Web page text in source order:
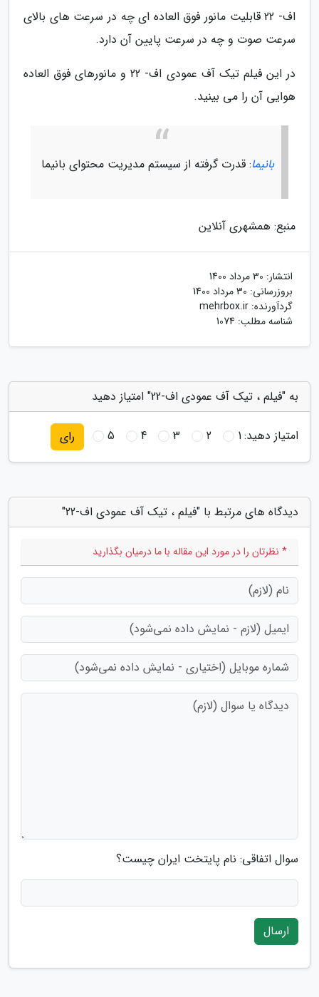
اف- 22 قابلیت مانور فوق العاده ای چه در سرعت های بالای
سرعت صوت و چه در سرعت پایین آن دارد.
در این فیلم تیک آف عمودی اف- 22 و مانورهای فوق العاده
هوایی آن را می بینید.
بانیما: قدرت گرفته از سیستم مدیریت محتوای بانیما
منبع: همشهری آنلاین
انتشار: 30 مرداد 1400
بروزرسانی: 30 مرداد 1400
گردآورنده: mehrbox.ir
شناسه مطلب: 1074
به "فیلم ، تیک آف عمودی اف-22" امتیاز دهید
امتیاز دهید:1
2
3
4
5 رای
دیدگاه های مرتبط با "فیلم ، تیک آف عمودی اف-22"
* نظرتان را در مورد این مقاله با ما درمیان بگذارید
سوال اتفاقی: نام پایتخت ایران چیست؟
ارسال